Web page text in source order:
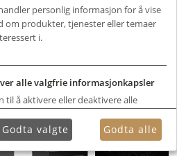
personlig informasjon for å vise
om produkter, tjenester eller temaer
i.
alle valgfrie informasjonkapsler
til å aktivere eller deaktivere alle
Godta valgte Godta alle